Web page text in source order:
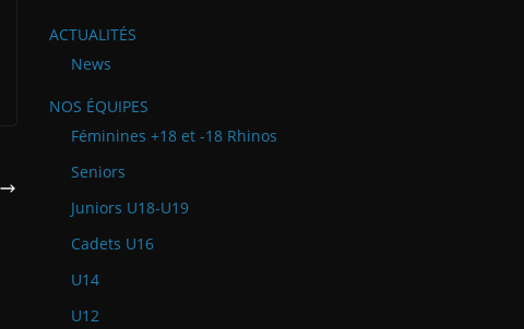
ACTUALITÉS
News
NOS ÉQUIPES
Féminines +18 et -18 Rhinos
Seniors
Juniors U18-U19
Cadets U16
U14
U12